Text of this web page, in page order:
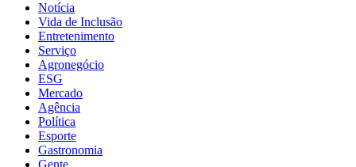
Notícia
Vida de Inclusão
Entretenimento
Serviço
Agronegócio
ESG
Mercado
Agência
Política
Esporte
Gastronomia